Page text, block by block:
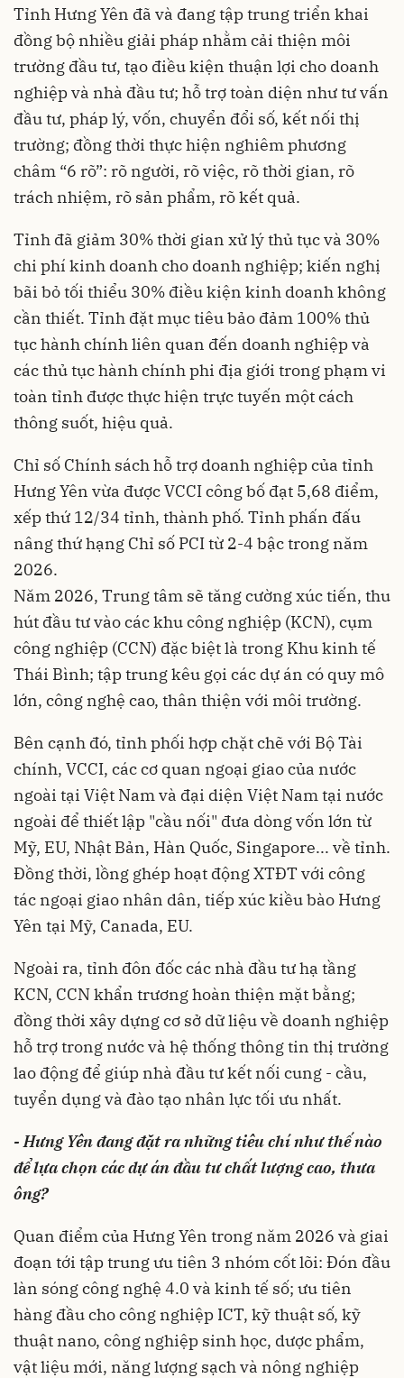
Tỉnh Hưng Yên đã và đang tập trung triển khai
đồng bộ nhiều giải pháp nhằm cải thiện môi
trường đầu tư, tạo điều kiện thuận lợi cho doanh
nghiệp và nhà đầu tư; hỗ trợ toàn diện như tư vấn
đầu tư, pháp lý, vốn, chuyển đổi số, kết nối thị
trường; đồng thời thực hiện nghiêm phương
châm “6 rõ”: rõ người, rõ việc, rõ thời gian, rõ
trách nhiệm, rõ sản phẩm, rõ kết quả.
Tỉnh đã giảm 30% thời gian xử lý thủ tục và 30%
chi phí kinh doanh cho doanh nghiệp; kiến nghị
bãi bỏ tối thiểu 30% điều kiện kinh doanh không
cần thiết. Tỉnh đặt mục tiêu bảo đảm 100% thủ
tục hành chính liên quan đến doanh nghiệp và
các thủ tục hành chính phi địa giới trong phạm vi
toàn tỉnh được thực hiện trực tuyến một cách
thông suốt, hiệu quả.
Chỉ số Chính sách hỗ trợ doanh nghiệp của tỉnh
Hưng Yên vừa được VCCI công bố đạt 5,68 điểm,
xếp thứ 12/34 tỉnh, thành phố. Tỉnh phấn đấu
nâng thứ hạng Chỉ số PCI từ 2-4 bậc trong năm
2026.
Năm 2026, Trung tâm sẽ tăng cường xúc tiến, thu
hút đầu tư vào các khu công nghiệp (KCN), cụm
công nghiệp (CCN) đặc biệt là trong Khu kinh tế
Thái Bình; tập trung kêu gọi các dự án có quy mô
lớn, công nghệ cao, thân thiện với môi trường.
Bên cạnh đó, tỉnh phối hợp chặt chẽ với Bộ Tài
chính, VCCI, các cơ quan ngoại giao của nước
ngoài tại Việt Nam và đại diện Việt Nam tại nước
ngoài để thiết lập "cầu nối" đưa dòng vốn lớn từ
Mỹ, EU, Nhật Bản, Hàn Quốc, Singapore... về tỉnh.
Đồng thời, lồng ghép hoạt động XTĐT với công
tác ngoại giao nhân dân, tiếp xúc kiều bào Hưng
Yên tại Mỹ, Canada, EU.
Ngoài ra, tỉnh đôn đốc các nhà đầu tư hạ tầng
KCN, CCN khẩn trương hoàn thiện mặt bằng;
đồng thời xây dựng cơ sở dữ liệu về doanh nghiệp
hỗ trợ trong nước và hệ thống thông tin thị trường
lao động để giúp nhà đầu tư kết nối cung - cầu,
tuyển dụng và đào tạo nhân lực tối ưu nhất.
- Hưng Yên đang đặt ra những tiêu chí như thế nào
để lựa chọn các dự án đầu tư chất lượng cao, thưa
ông?
Quan điểm của Hưng Yên trong năm 2026 và giai
đoạn tới tập trung ưu tiên 3 nhóm cốt lõi: Đón đầu
làn sóng công nghệ 4.0 và kinh tế số; ưu tiên
hàng đầu cho công nghiệp ICT, kỹ thuật số, kỹ
thuật nano, công nghiệp sinh học, dược phẩm,
vật liệu mới, năng lượng sạch và nông nghiệp